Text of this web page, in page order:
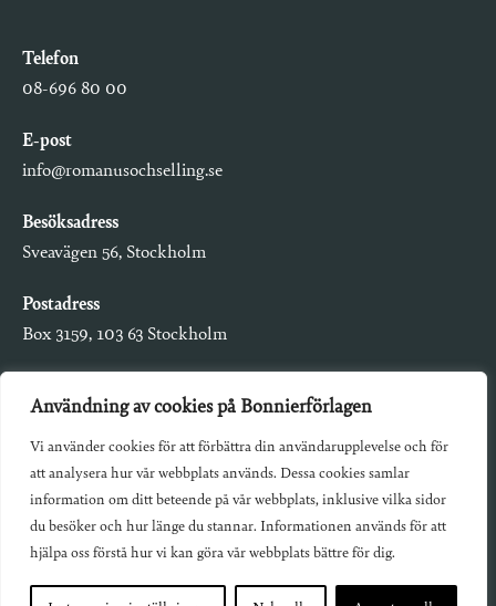
Användning av cookies på Bonnierförlagen
Vi använder cookies för att förbättra din användarupplevelse och för
att analysera hur vår webbplats används. Dessa cookies samlar
information om ditt beteende på vår webbplats, inklusive vilka sidor
du besöker och hur länge du stannar. Informationen används för att
hjälpa oss förstå hur vi kan göra vår webbplats bättre för dig.
Telefon
08-696 80 00
E-post
info@romanusochselling.se
Besöksadress
Sveavägen 56, Stockholm
Postadress
Box 3159, 103 63 Stockholm
Om Bonnierförlagen
Cookies
Integritetspolicy